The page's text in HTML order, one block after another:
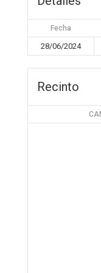
Fecha
28/06/2024
Recinto